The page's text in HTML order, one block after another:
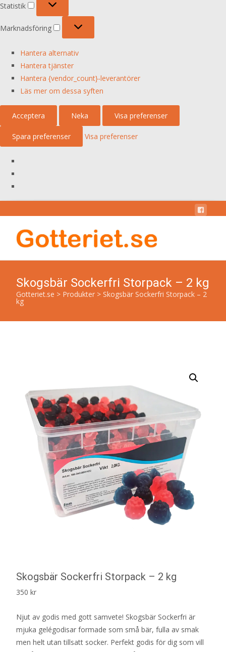
Statistik
Marknadsföring
Hantera alternativ
Hantera tjänster
Hantera {vendor_count}-leverantörer
Läs mer om dessa syften
Acceptera Neka Visa preferenser
Spara preferenser Visa preferenser
Skogsbär Sockerfri Storpack – 2 kg
Gotteriet.se > Produkter > Skogsbär Sockerfri Storpack – 2
kg
Skogsbär Sockerfri Storpack – 2 kg
350 kr
Njut av godis med gott samvete! Skogsbär Sockerfri är
mjuka gelégodisar formade som små bär, fulla av smak
men helt utan tillsatt socker. Perfekt godis för dig som vill